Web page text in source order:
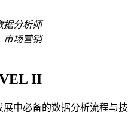
据分析师
市场营销
II
展中必备的数据分析流程与